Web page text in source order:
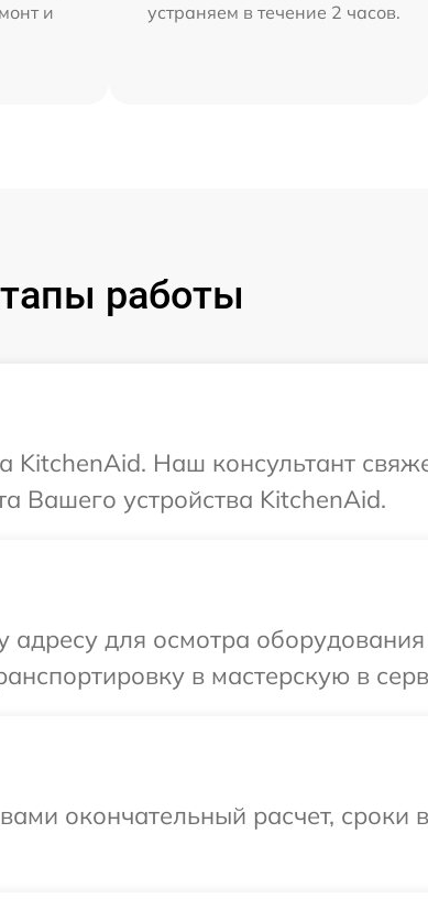
и
устраняем в течение 2 часов.
работы
KitchenAid. Наш консультант
Вашего устройства KitchenAid.
для осмотра
в мастерскую в
окончательный расчет, сроки